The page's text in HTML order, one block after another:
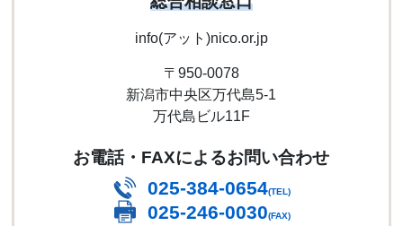
info(アット)nico.or.jp
〒950-0078
新潟市中央区万代島5-1
万代島ビル11F
お電話・FAXによるお問い合わせ
025-384-0654(TEL)
025-246-0030(FAX)